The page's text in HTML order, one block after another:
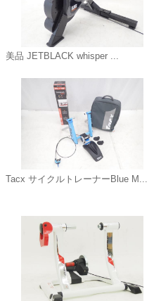
美品 JETBLACK whisper ...
Tacx サイクルトレーナーBlue M...